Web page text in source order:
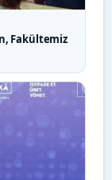
Fakültemiz